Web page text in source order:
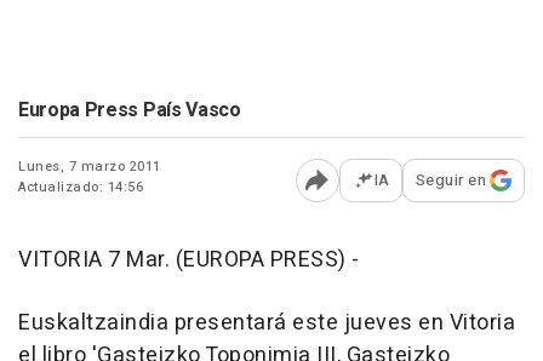
Europa Press País Vasco
Lunes, 7 marzo 2011
Actualizado: 14:56
Abrir opciones para
IA Seguir en
VITORIA 7 Mar. (EUROPA PRESS) -
Euskaltzaindia presentará este jueves en Vitoria